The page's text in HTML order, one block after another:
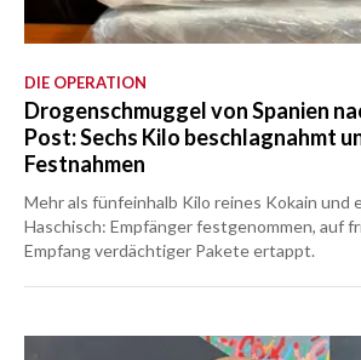
DIE OPERATION
Drogenschmuggel von Spanien
Post: Sechs Kilo beschlagnahmt
Festnahmen
Mehr als fünfeinhalb Kilo reines Kokain und
Haschisch: Empfänger festgenommen, auf
Empfang verdächtiger Pakete ertappt.